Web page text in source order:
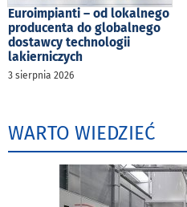
Euroimpianti – od lokalnego
producenta do globalnego
dostawcy technologii
lakierniczych
3 sierpnia 2026
WARTO WIEDZIEĆ